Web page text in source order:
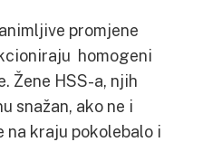
promjene
homogeni
Žene HSS-a, njih
snažan, ako ne i
na kraju pokolebalo i